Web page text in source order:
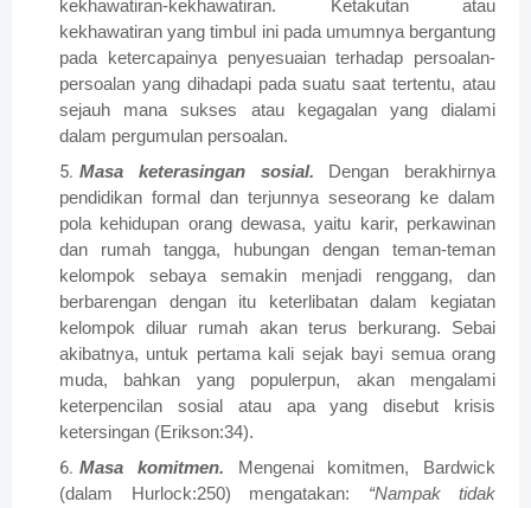
kekhawatiran-kekhawatiran. Ketakutan atau
kekhawatiran yang timbul ini pada umumnya bergantung
pada ketercapainya penyesuaian terhadap persoalan-
persoalan yang dihadapi pada suatu saat tertentu, atau
sejauh mana sukses atau kegagalan yang dialami
dalam pergumulan persoalan.
Masa keterasingan sosial. Dengan berakhirnya
pendidikan formal dan terjunnya seseorang ke dalam
pola kehidupan orang dewasa, yaitu karir, perkawinan
dan rumah tangga, hubungan dengan teman-teman
kelompok sebaya semakin menjadi renggang, dan
berbarengan dengan itu keterlibatan dalam kegiatan
kelompok diluar rumah akan terus berkurang. Sebai
akibatnya, untuk pertama kali sejak bayi semua orang
muda, bahkan yang populerpun, akan mengalami
keterpencilan sosial atau apa yang disebut krisis
ketersingan (Erikson:34).
Masa komitmen. Mengenai komitmen, Bardwick
(dalam Hurlock:250) mengatakan: “Nampak tidak